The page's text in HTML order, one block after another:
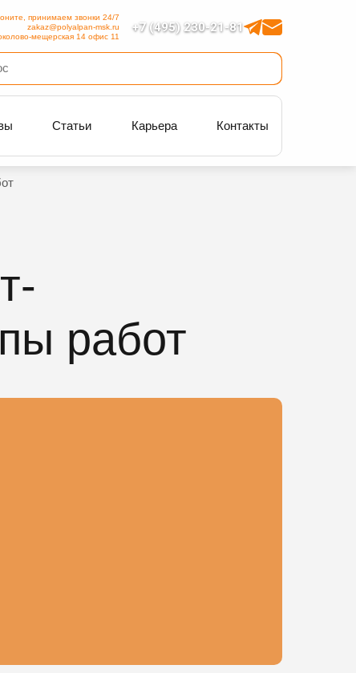
+7 (495) 230-21-81
принимаем звонки 24/7
zakaz@polyalpan-msk.ru
мещерская 14 офис 11
Статьи Карьера Контакты
работ